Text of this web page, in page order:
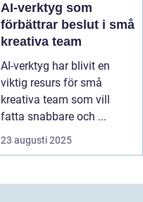
AI-verktyg som
förbättrar beslut i små
kreativa team
AI-verktyg har blivit en
viktig resurs för små
kreativa team som vill
fatta snabbare och ...
23 augusti 2025